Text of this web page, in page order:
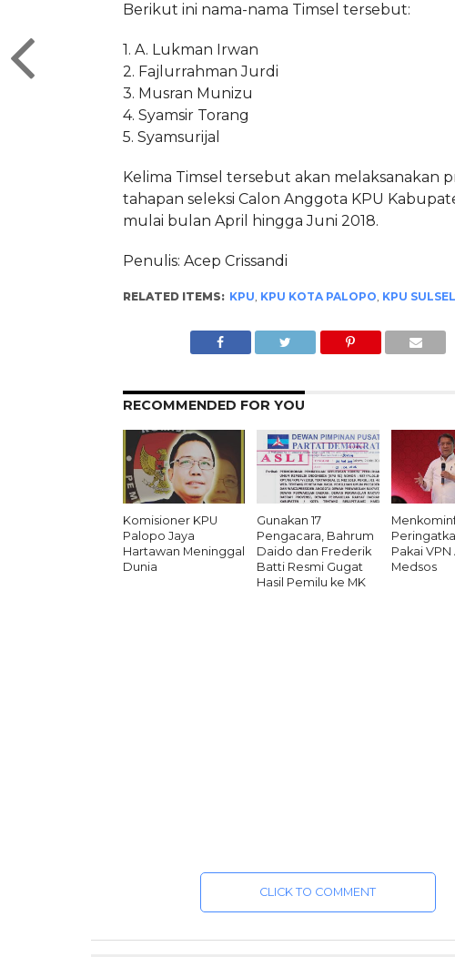
Berikut ini nama-nama Timsel tersebut:
1. A. Lukman Irwan
2. Fajlurrahman Jurdi
3. Musran Munizu
4. Syamsir Torang
5. Syamsurijal
Kelima Timsel tersebut akan melaksanakan
tahapan seleksi Calon Anggota KPU
mulai bulan April hingga Juni 2018.
Penulis: Acep Crissandi
RELATED ITEMS: KPU, KPU KOTA PALOPO, KPU SULSEL
RECOMMENDED FOR YOU
Komisioner KPU
Palopo Jaya
Hartawan Meninggal
Dunia
Gunakan 17
Pengacara, Bahrum
Daido dan Frederik
Batti Resmi Gugat
Hasil Pemilu ke MK
Pakai VPN
Medsos
CLICK TO COMMENT